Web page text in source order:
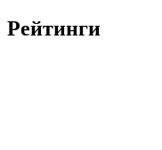
Рейтинги